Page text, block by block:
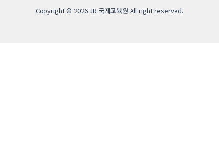
Copyright © 2026 JR 국제교육원 All right reserved.